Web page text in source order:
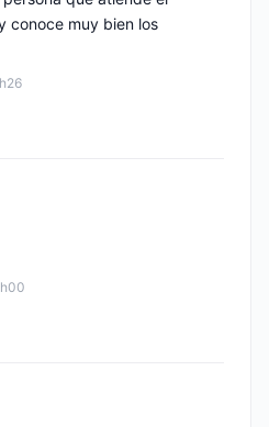
conoce muy bien los